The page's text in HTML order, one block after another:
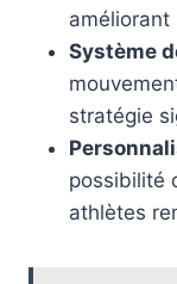
améliorant
Système
stratégie
possibilité
athlètes